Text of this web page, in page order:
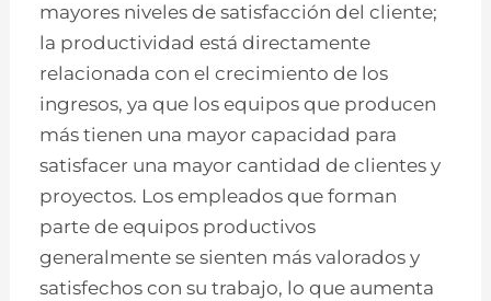
mayores niveles de satisfacción del cliente;
la productividad está directamente
relacionada con el crecimiento de los
ingresos, ya que los equipos que producen
más tienen una mayor capacidad para
satisfacer una mayor cantidad de clientes y
proyectos. Los empleados que forman
parte de equipos productivos
generalmente se sienten más valorados y
satisfechos con su trabajo, lo que aumenta